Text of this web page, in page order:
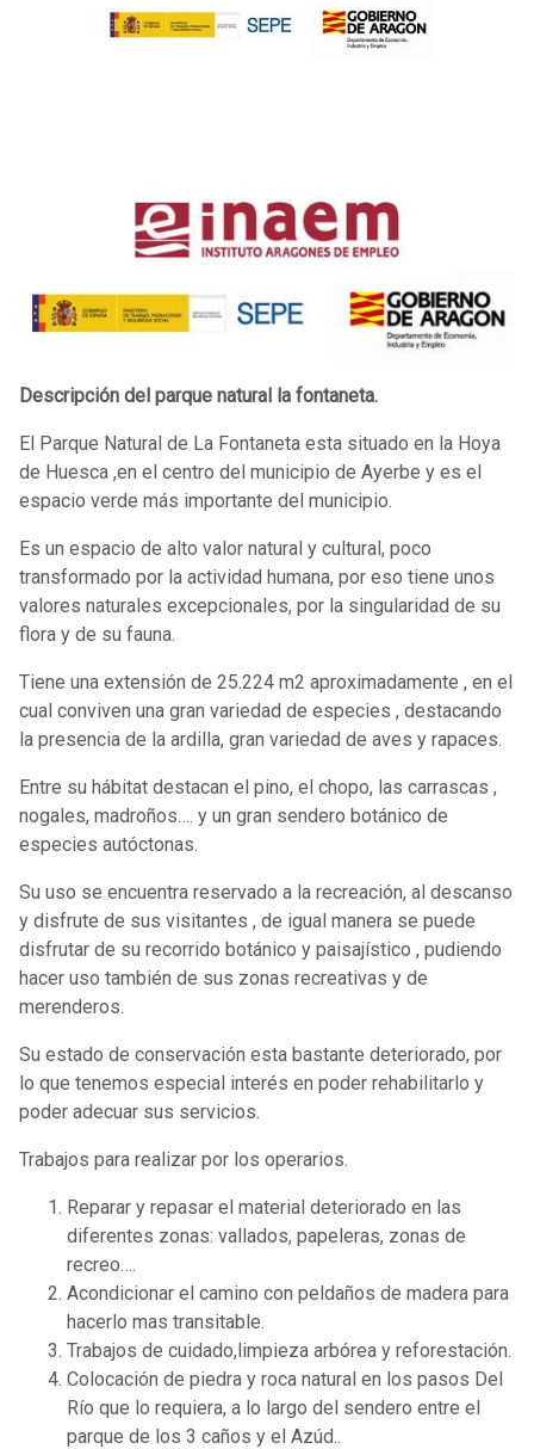
Descripción del parque natural la fontaneta.
El Parque Natural de La Fontaneta esta situado en la Hoya
de Huesca ,en el centro del municipio de Ayerbe y es el
espacio verde más importante del municipio.
Es un espacio de alto valor natural y cultural, poco
transformado por la actividad humana, por eso tiene unos
valores naturales excepcionales, por la singularidad de su
flora y de su fauna.
Tiene una extensión de 25.224 m2 aproximadamente , en el
cual conviven una gran variedad de especies , destacando
la presencia de la ardilla, gran variedad de aves y rapaces.
Entre su hábitat destacan el pino, el chopo, las carrascas ,
nogales, madroños…. y un gran sendero botánico de
especies autóctonas.
Su uso se encuentra reservado a la recreación, al descanso
y disfrute de sus visitantes , de igual manera se puede
disfrutar de su recorrido botánico y paisajístico , pudiendo
hacer uso también de sus zonas recreativas y de
merenderos.
Su estado de conservación esta bastante deteriorado, por
lo que tenemos especial interés en poder rehabilitarlo y
poder adecuar sus servicios.
Trabajos para realizar por los operarios.
Reparar y repasar el material deteriorado en las
diferentes zonas: vallados, papeleras, zonas de
recreo….
Acondicionar el camino con peldaños de madera para
hacerlo mas transitable.
Trabajos de cuidado,limpieza arbórea y reforestación.
Colocación de piedra y roca natural en los pasos Del
Río que lo requiera, a lo largo del sendero entre el
parque de los 3 caños y el Azúd..